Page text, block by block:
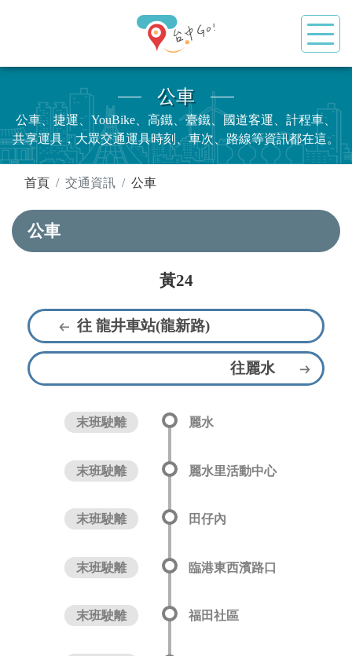
公車
公車、捷運、YouBike、高鐵、臺鐵、國道客運、計程車、
共享運具，大眾交通運具時刻、車次、路線等資訊都在這。
首頁 交通資訊 公車
公車
黃24
往 龍井車站(龍新路)
往麗水
末班駛離 麗水
末班駛離 麗水里活動中心
末班駛離 田仔內
末班駛離 臨港東西濱路口
末班駛離 福田社區